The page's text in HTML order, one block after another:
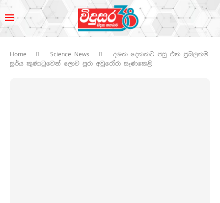
Home Science News
දශක දෙකකට පසු එන ප්‍රබලතම
සූර්ය කුණාටුවෙන් ලොව පුරා අවුරෝරා සැණකෙළි